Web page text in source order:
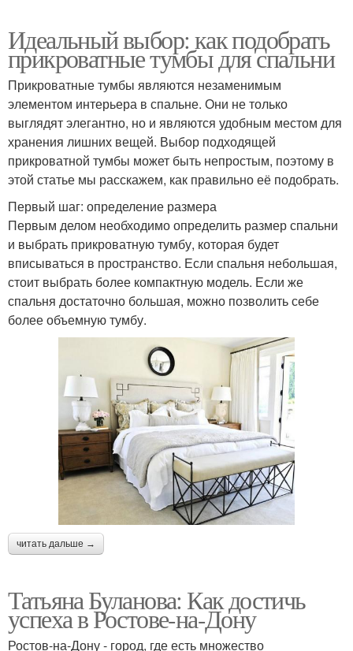
Идеальный выбор: как подобрать
прикроватные тумбы для спальни
Прикроватные тумбы являются незаменимым
элементом интерьера в спальне. Они не только
выглядят элегантно, но и являются удобным местом для
хранения лишних вещей. Выбор подходящей
прикроватной тумбы может быть непростым, поэтому в
этой статье мы расскажем, как правильно её подобрать.
Первый шаг: определение размера
Первым делом необходимо определить размер спальни
и выбрать прикроватную тумбу, которая будет
вписываться в пространство. Если спальня небольшая,
стоит выбрать более компактную модель. Если же
спальня достаточно большая, можно позволить себе
более объемную тумбу.
читать дальше →
Татьяна Буланова: Как достичь
успеха в Ростове-на-Дону
Ростов-на-Дону - город, где есть множество